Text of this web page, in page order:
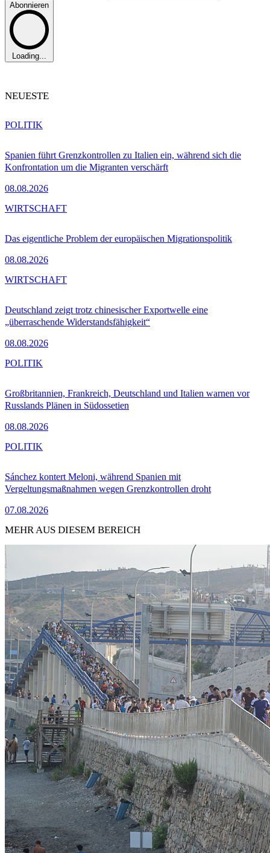
Abonnieren
Loading...
NEUESTE
Spanien führt Grenzkontrollen zu Italien ein, während sich die
Konfrontation um die Migranten verschärft
08.08.2026
POLITIK
Das eigentliche Problem der europäischen Migrationspolitik
08.08.2026
WIRTSCHAFT
Deutschland zeigt trotz chinesischer Exportwelle eine
„überraschende Widerstandsfähigkeit“
08.08.2026
WIRTSCHAFT
Großbritannien, Frankreich, Deutschland und Italien warnen vor
Russlands Plänen in Südossetien
08.08.2026
POLITIK
Sánchez kontert Meloni, während Spanien mit
Vergeltungsmaßnahmen wegen Grenzkontrollen droht
07.08.2026
POLITIK
MEHR AUS DIESEM BEREICH